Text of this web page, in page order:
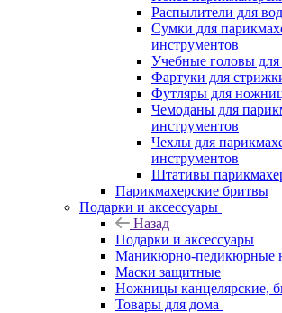
Распылители для
Сумки для
инструментов
Учебные головы для
Фартуки для
Футляры для
Чемоданы для
инструментов
Чехлы для
инструментов
Штативы
Парикмахерские бритвы
Подарки и аксессуары
Назад
Подарки и аксессуары
Маникюрно-педикюрные
Маски защитные
Ножницы канцелярские,
Товары для дома